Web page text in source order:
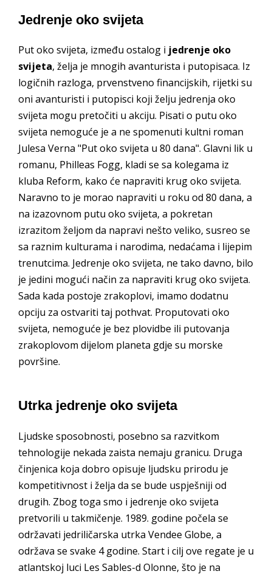
Jedrenje oko svijeta
Put oko svijeta, između ostalog i jedrenje oko
svijeta, želja je mnogih avanturista i putopisaca. Iz
logičnih razloga, prvenstveno financijskih, rijetki su
oni avanturisti i putopisci koji želju jedrenja oko
svijeta mogu pretočiti u akciju. Pisati o putu oko
svijeta nemoguće je a ne spomenuti kultni roman
Julesa Verna "Put oko svijeta u 80 dana". Glavni lik u
romanu, Philleas Fogg, kladi se sa kolegama iz
kluba Reform, kako će napraviti krug oko svijeta.
Naravno to je morao napraviti u roku od 80 dana, a
na izazovnom putu oko svijeta, a pokretan
izrazitom željom da napravi nešto veliko, susreo se
sa raznim kulturama i narodima, nedaćama i lijepim
trenutcima. Jedrenje oko svijeta, ne tako davno, bilo
je jedini mogući način za napraviti krug oko svijeta.
Sada kada postoje zrakoplovi, imamo dodatnu
opciju za ostvariti taj pothvat. Proputovati oko
svijeta, nemoguće je bez plovidbe ili putovanja
zrakoplovom dijelom planeta gdje su morske
površine.
Utrka jedrenje oko svijeta
Ljudske sposobnosti, posebno sa razvitkom
tehnologije nekada zaista nemaju granicu. Druga
činjenica koja dobro opisuje ljudsku prirodu je
kompetitivnost i želja da se bude uspješniji od
drugih. Zbog toga smo i jedrenje oko svijeta
pretvorili u takmičenje. 1989. godine počela se
održavati jedriličarska utrka Vendee Globe, a
održava se svake 4 godine. Start i cilj ove regate je u
atlantskoj luci Les Sables-d Olonne, što je na